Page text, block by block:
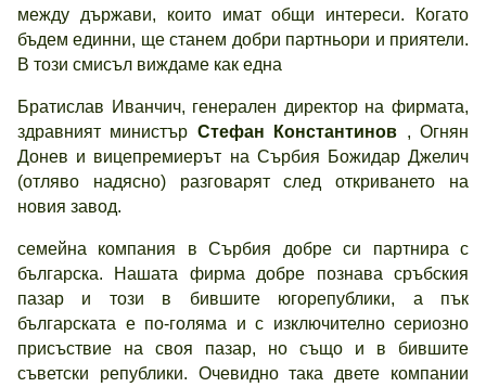
между държави, които имат общи интереси. Когато
бъдем единни, ще станем добри партньори и приятели.
В този смисъл виждаме как една
Братислав Иванчич, генерален директор на фирмата,
здравният министър Стефан Константинов , Огнян
Донев и вицепремиерът на Сърбия Божидар Джелич
(отляво надясно) разговарят след откриването на
новия завод.
семейна компания в Сърбия добре си партнира с
българска. Нашата фирма добре познава сръбския
пазар и този в бившите югорепублики, а пък
българската е по-голяма и с изключително сериозно
присъствие на своя пазар, но също и в бившите
съветски републики. Очевидно така двете компании